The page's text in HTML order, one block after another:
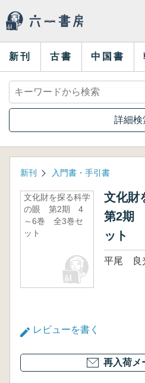
新刊 古書 中国書
詳細検
新刊 入門書・手引書
文化財を探る科学
の眼 第2期 4
～6巻 全3巻セ
ット
文化財
第2期
ット
平尾
レビューを書く
再入荷メ